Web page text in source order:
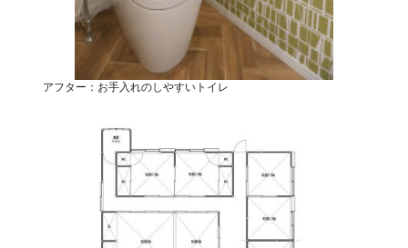
アフター：お手入れのしやすいトイレ